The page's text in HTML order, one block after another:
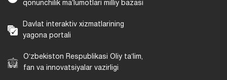
qonunchilik maʼlumotlari milliy bazasi
Davlat interaktiv xizmatlarining
yagona portali
Oʻzbekiston Respublikasi Oliy taʼlim,
fan va innovatsiyalar vazirligi